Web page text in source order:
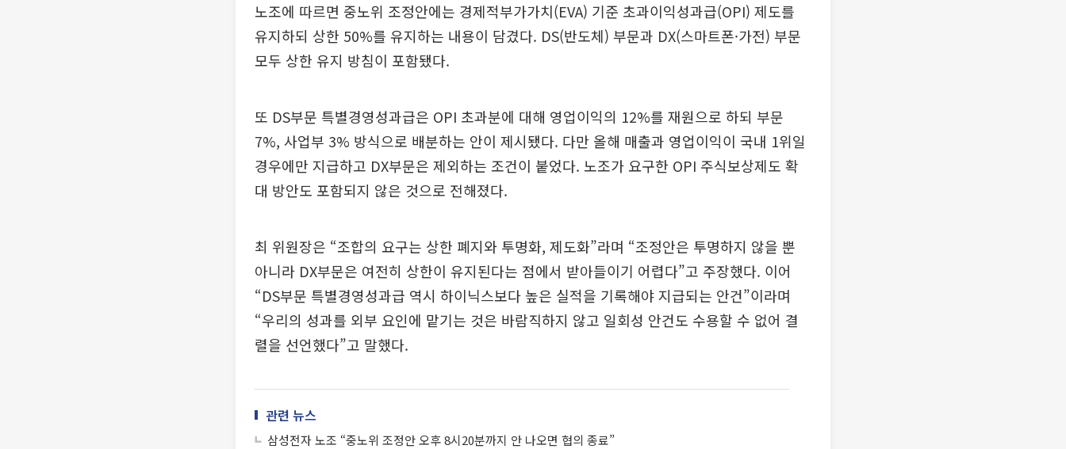
노조에 따르면 중노위 조정안에는 경제적부가가치(EVA) 기준 초과이익성과급(OPI) 제도를
유지하되 상한 50%를 유지하는 내용이 담겼다. DS(반도체) 부문과 DX(스마트폰·가전) 부문
모두 상한 유지 방침이 포함됐다.
또 DS부문 특별경영성과급은 OPI 초과분에 대해 영업이익의 12%를 재원으로 하되 부문
7%, 사업부 3% 방식으로 배분하는 안이 제시됐다. 다만 올해 매출과 영업이익이 국내 1위일
경우에만 지급하고 DX부문은 제외하는 조건이 붙었다. 노조가 요구한 OPI 주식보상제도 확
대 방안도 포함되지 않은 것으로 전해졌다.
최 위원장은 “조합의 요구는 상한 폐지와 투명화, 제도화”라며 “조정안은 투명하지 않을 뿐
아니라 DX부문은 여전히 상한이 유지된다는 점에서 받아들이기 어렵다”고 주장했다. 이어
“DS부문 특별경영성과급 역시 하이닉스보다 높은 실적을 기록해야 지급되는 안건”이라며
“우리의 성과를 외부 요인에 맡기는 것은 바람직하지 않고 일회성 안건도 수용할 수 없어 결
렬을 선언했다”고 말했다.
관련 뉴스
삼성전자 노조 “중노위 조정안 오후 8시20분까지 안 나오면 협의 종료”